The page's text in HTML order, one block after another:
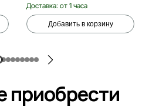
Доставка: от 1 часа
Добавить в корзину
приобрести